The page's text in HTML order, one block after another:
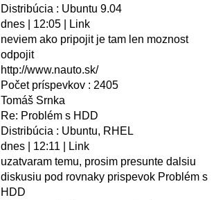
Distribúcia : Ubuntu 9.04
dnes | 12:05 | Link
neviem ako pripojit je tam len moznost
odpojit
http://www.nauto.sk/
Počet príspevkov : 2405
Tomáš Srnka
Re: Problém s HDD
Distribúcia : Ubuntu, RHEL
dnes | 12:11 | Link
uzatvaram temu, prosim presunte dalsiu
diskusiu pod rovnaky prispevok Problém s
HDD